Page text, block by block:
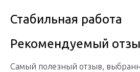
Стабильная работа
Рекомендуемый
Самый полезный отзыв,